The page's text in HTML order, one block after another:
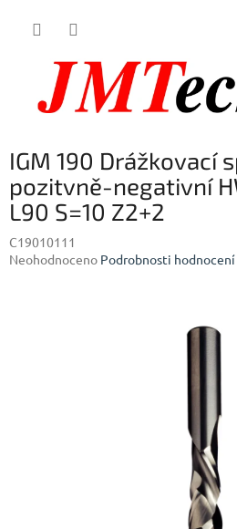
IGM 190 Drážkovací
pozitvně-negativní
L90 S=10 Z2+2
C19010111
Průměrné
Neohodnoceno Podrobnosti hodnocení